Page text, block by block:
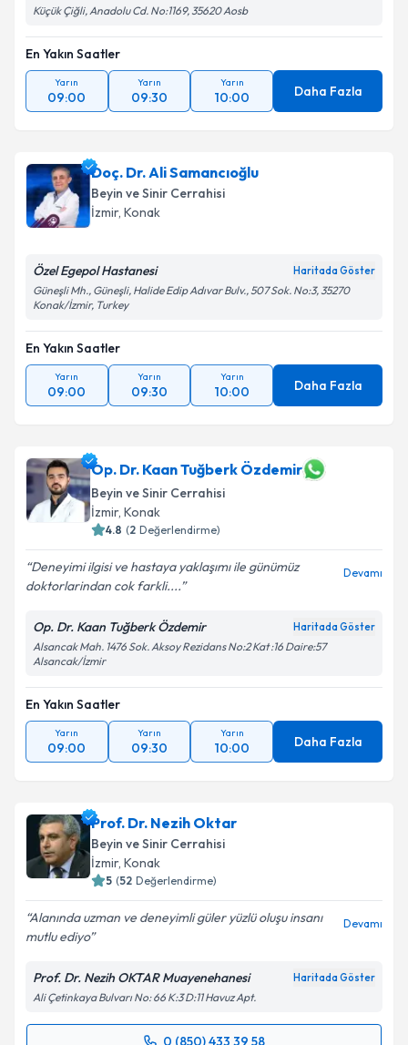
Kişisel verilerimin işlenmesine ilişkin
Metni'ni okudum ve kişisel verilerimin belirtilen
kapsamda işlenmesini kabul ediyorum.
Takvim Talebini Gönder
Küçük Çiğli, Anadolu Cd. No:1169, 35620 Aosb
En Yakın Saatler
Yarın
09:00
Yarın
09:30
Yarın
10:00 Daha Fazla
Doç. Dr. Ali Samancıoğlu
Beyin ve Sinir Cerrahisi
İzmir, Konak
Özel Egepol Hastanesi Haritada Göster
Güneşli Mh., Güneşli, Halide Edip Adıvar Bulv., 507 Sok. No:3, 35270
Konak/İzmir, Turkey
En Yakın Saatler
Yarın
09:00
Yarın
09:30
Yarın
10:00 Daha Fazla
Op. Dr. Kaan Tuğberk Özdemir
Beyin ve Sinir Cerrahisi
İzmir, Konak
4.8 (2 Değerlendirme)
Deneyimi ilgisi ve hastaya yaklaşımı ile günümüz
doktorlarindan cok farkli....
Devamı
Op. Dr. Kaan Tuğberk Özdemir Haritada Göster
Alsancak Mah. 1476 Sok. Aksoy Rezidans No:2 Kat :16 Daire:57
Alsancak/İzmir
En Yakın Saatler
Yarın
09:00
Yarın
09:30
Yarın
10:00 Daha Fazla
Prof. Dr. Nezih Oktar
Beyin ve Sinir Cerrahisi
İzmir, Konak
5 (52 Değerlendirme)
Alanında uzman ve deneyimli güler yüzlü oluşu insanı
mutlu ediyo
Devamı
Prof. Dr. Nezih OKTAR Muayenehanesi Haritada Göster
Ali Çetinkaya Bulvarı No: 66 K:3 D:11 Havuz Apt.
0 (850) 433 39 58